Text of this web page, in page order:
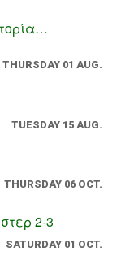
THURSDAY 01 AUG.
TUESDAY 15 AUG.
THURSDAY 06 OCT.
2-3
SATURDAY 01 OCT.